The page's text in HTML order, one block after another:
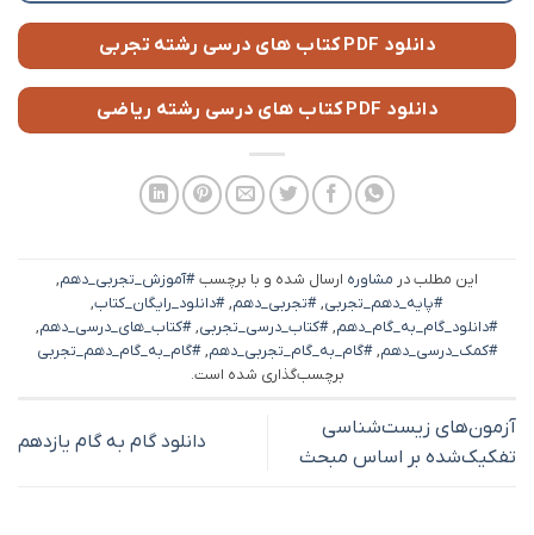
دانلود PDF کتاب های درسی رشته تجربی
دانلود PDF کتاب های درسی رشته ریاضی
این مطلب در مشاوره ارسال شده و با برچسب#آموزش_تجربی_دهم,
#پایه_دهم_تجربی,#تجربی_دهم,#دانلود_رایگان_کتاب,
#دانلود_گام_به_گام_دهم,#کتاب_درسی_تجربی,#کتاب_های_درسی_دهم,
#کمک_درسی_دهم,#گام_به_گام_تجربی_دهم,#گام_به_گام_دهم_تجربی
برچسب‌گذاری شده است.
آزمون‌های زیست‌شناسی
تفکیک‌شده بر اساس مبحث
دانلود گام به گام یازدهم